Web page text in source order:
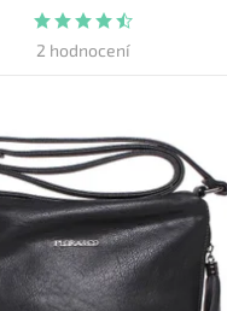
2 hodnocení